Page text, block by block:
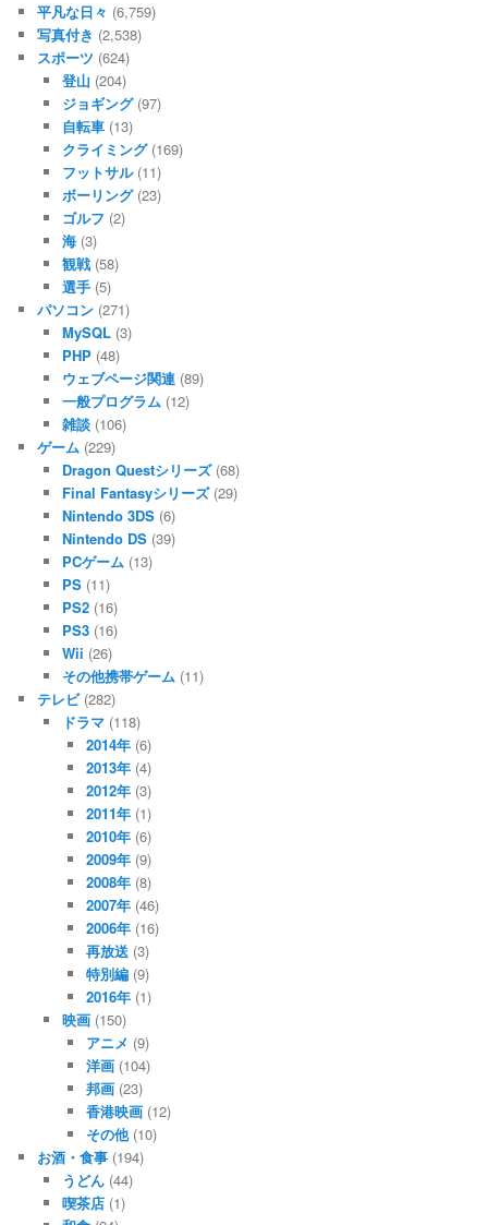
平凡な日々 (6,759)
写真付き (2,538)
スポーツ (624)
登山 (204)
ジョギング(97)
自転車(13)
クライミング(169)
フットサル(11)
ボーリング(23)
ゴルフ (2)
海(3)
観戦(58)
選手(5)
パソコン (271)
MySQL(3)
PHP(48)
ウェブページ関連(89)
一般プログラム(12)
雑談(106)
ゲーム (229)
Dragon Questシリーズ(68)
Final Fantasyシリーズ(29)
Nintendo 3DS(6)
Nintendo DS(39)
PCゲーム(13)
PS(11)
PS2(16)
PS3(16)
Wii (26)
その他携帯ゲーム(11)
テレビ(282)
ドラマ(118)
2014年 (6)
2013年 (4)
2012年 (3)
2011年 (1)
2010年 (6)
2009年 (9)
2008年 (8)
2007年 (46)
2006年 (16)
再放送 (3)
特別編 (9)
2016年 (1)
映画(150)
アニメ (9)
洋画 (104)
邦画 (23)
香港映画 (12)
その他(10)
お酒・食事 (194)
うどん(44)
喫茶店(1)